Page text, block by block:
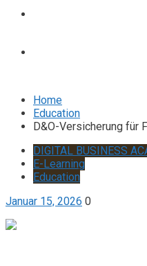
Home
Education
D&O-Versicherung für
DIGITAL BUSINESS
E-Learning
Education
Januar 15, 2026 0